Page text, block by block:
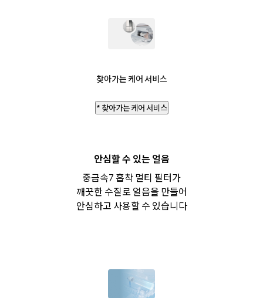
찾아가는 케어 서비스
* 찾아가는 케어 서비스
안심할 수 있는 얼음
중금속7 흡착 멀티 필터가
깨끗한 수질로 얼음을 만들어
안심하고 사용할 수 있습니다